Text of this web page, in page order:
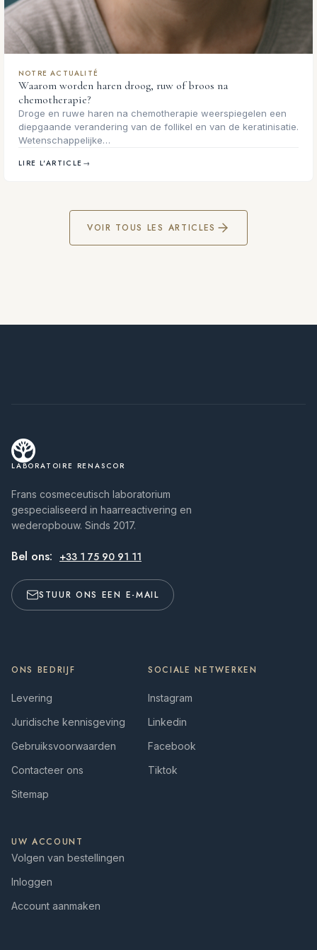
NOTRE ACTUALITÉ
Waarom worden haren droog, ruw of broos na
chemotherapie?
Droge en ruwe haren na chemotherapie weerspiegelen een
diepgaande verandering van de follikel en van de keratinisatie.
Wetenschappelijke…
LIRE L'ARTICLE →
VOIR TOUS LES ARTICLES
LABORATOIRE RENASCOR
Frans cosmeceutisch laboratorium
gespecialiseerd in haarreactivering en
wederopbouw. Sinds 2017.
Bel ons: +33 1 75 90 91 11
STUUR ONS EEN E-MAIL
ONS BEDRIJF
Levering
Juridische kennisgeving
Gebruiksvoorwaarden
Contacteer ons
Sitemap
SOCIALE NETWERKEN
Instagram
Linkedin
Facebook
Tiktok
UW ACCOUNT
Volgen van bestellingen
Inloggen
Account aanmaken